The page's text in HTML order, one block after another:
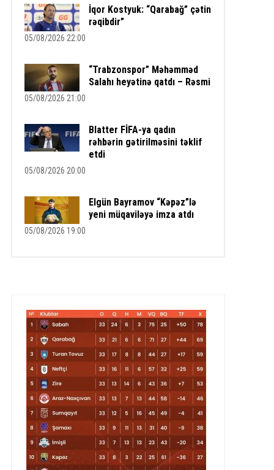
İqor Kostyuk: “Qarabağ” çətin
rəqibdir”
05/08/2026 22:00
“Trabzonspor” Məhəmməd
Salahı heyətinə qatdı – Rəsmi
05/08/2026 21:00
Blatter FİFA-ya qadın
rəhbərin gətirilməsini təklif
etdi
05/08/2026 20:00
Elgün Bayramov “Kəpəz”lə
yeni müqaviləyə imza atdı
05/08/2026 19:00